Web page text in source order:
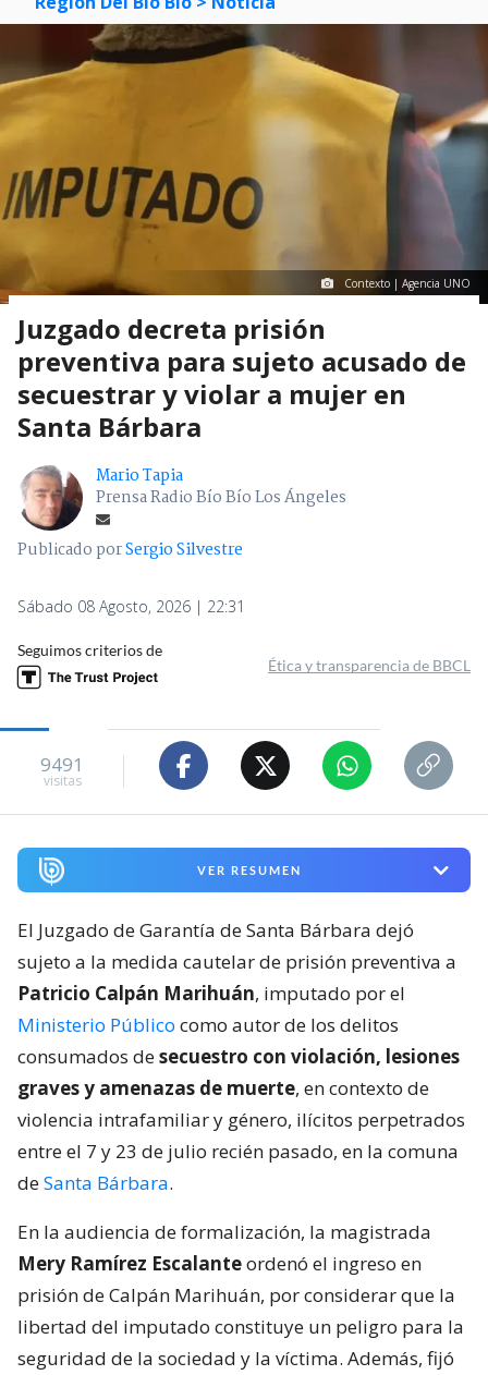
Contexto | Agencia UNO
Juzgado decreta prisión
preventiva para sujeto acusado de
secuestrar y violar a mujer en
Santa Bárbara
Mario Tapia
Prensa Radio Bío Bío Los Ángeles
Publicado porSergio Silvestre
Sábado 08 Agosto, 2026 | 22:31
Seguimos criterios de
Ética y transparencia de BBCL
9491
visitas
VER RESUMEN
El Juzgado de Garantía de Santa Bárbara dejó
sujeto a la medida cautelar de prisión preventiva a
Patricio Calpán Marihuán, imputado por el
Ministerio Público como autor de los delitos
consumados desecuestro con violación, lesiones
graves y amenazas de muerte, en contexto de
violencia intrafamiliar y género, ilícitos perpetrados
entre el 7 y 23 de julio recién pasado, en la comuna
deSanta Bárbara.
En la audiencia de formalización, la magistrada
Mery Ramírez Escalanteordenó el ingreso en
prisión de Calpán Marihuán, por considerar que la
libertad del imputado constituye un peligro para la
seguridad de la sociedad y la víctima. Además, fijó